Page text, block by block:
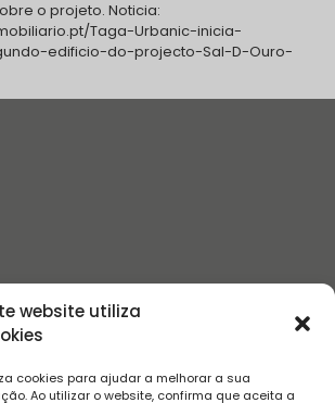
website utiliza
cookies para ajudar a melhorar a sua
Ao utilizar o website, confirma que aceita a
o projeto. Noticia:
Taga-Urbanic-inicia-
edificio-do-projecto-Sal-D-Ouro-